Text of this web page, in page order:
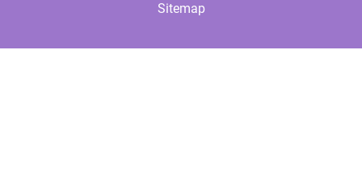
Sitemap